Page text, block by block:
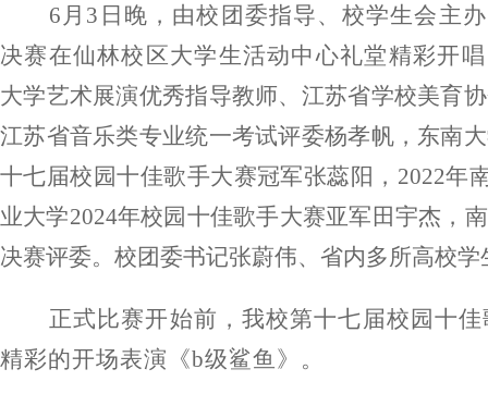
6月3日晚， 由校团委指导、 校学生会主
决赛在仙林校区大学生活动中心礼堂精彩开唱
大学艺术展演优秀指导教师、 江苏省学校美育协
江苏省音乐类专业统一考试评委杨孝帆， 东南
十七届校园十佳歌手大赛冠军张蕊阳 ， 2022年
业大学2024年校园十佳歌手大赛亚军田宇杰 ，
决赛评委。校团委书记张蔚伟、省内多所高校
正式比赛开始前， 我校第十七 届校园十
精彩的开场表演《b级鲨鱼》。